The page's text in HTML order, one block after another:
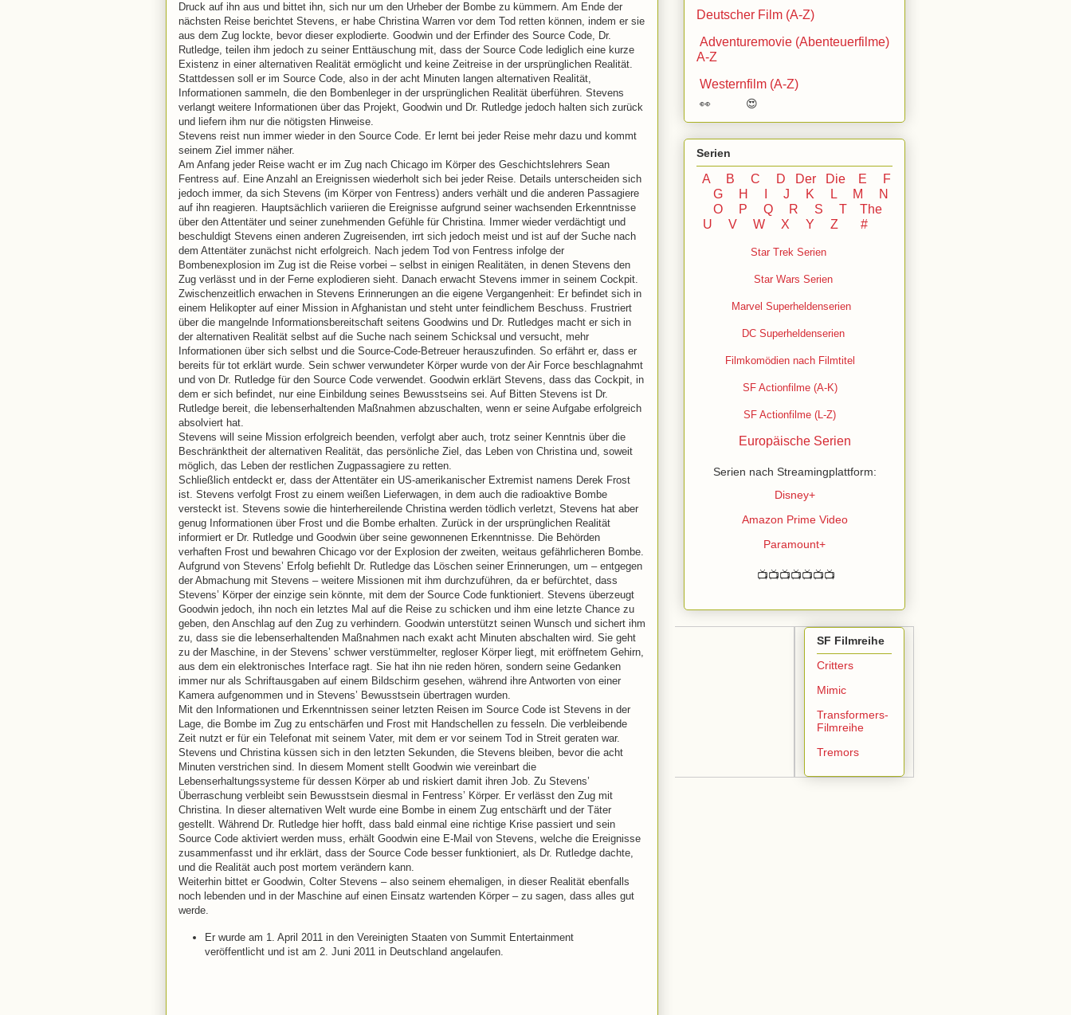
Druck auf ihn aus und bittet ihn, sich nur um den Urheber der Bombe zu kümmern. Am Ende der
nächsten Reise berichtet Stevens, er habe Christina Warren vor dem Tod retten können, indem er sie
aus dem Zug lockte, bevor dieser explodierte. Goodwin und der Erfinder des Source Code, Dr.
Rutledge, teilen ihm jedoch zu seiner Enttäuschung mit, dass der Source Code lediglich eine kurze
Existenz in einer alternativen Realität ermöglicht und keine Zeitreise in der ursprünglichen Realität.
Stattdessen soll er im Source Code, also in der acht Minuten langen alternativen Realität,
Informationen sammeln, die den Bombenleger in der ursprünglichen Realität überführen. Stevens
verlangt weitere Informationen über das Projekt, Goodwin und Dr. Rutledge jedoch halten sich zurück
und liefern ihm nur die nötigsten Hinweise.
Stevens reist nun immer wieder in den Source Code. Er lernt bei jeder Reise mehr dazu und kommt
seinem Ziel immer näher.
Am Anfang jeder Reise wacht er im Zug nach Chicago im Körper des Geschichtslehrers Sean
Fentress auf. Eine Anzahl an Ereignissen wiederholt sich bei jeder Reise. Details unterscheiden sich
jedoch immer, da sich Stevens (im Körper von Fentress) anders verhält und die anderen Passagiere
auf ihn reagieren. Hauptsächlich variieren die Ereignisse aufgrund seiner wachsenden Erkenntnisse
über den Attentäter und seiner zunehmenden Gefühle für Christina. Immer wieder verdächtigt und
beschuldigt Stevens einen anderen Zugreisenden, irrt sich jedoch meist und ist auf der Suche nach
dem Attentäter zunächst nicht erfolgreich. Nach jedem Tod von Fentress infolge der
Bombenexplosion im Zug ist die Reise vorbei – selbst in einigen Realitäten, in denen Stevens den
Zug verlässt und in der Ferne explodieren sieht. Danach erwacht Stevens immer in seinem Cockpit.
Zwischenzeitlich erwachen in Stevens Erinnerungen an die eigene Vergangenheit: Er befindet sich in
einem Helikopter auf einer Mission in Afghanistan und steht unter feindlichem Beschuss. Frustriert
über die mangelnde Informationsbereitschaft seitens Goodwins und Dr. Rutledges macht er sich in
der alternativen Realität selbst auf die Suche nach seinem Schicksal und versucht, mehr
Informationen über sich selbst und die Source-Code-Betreuer herauszufinden. So erfährt er, dass er
bereits für tot erklärt wurde. Sein schwer verwundeter Körper wurde von der Air Force beschlagnahmt
und von Dr. Rutledge für den Source Code verwendet. Goodwin erklärt Stevens, dass das Cockpit, in
dem er sich befindet, nur eine Einbildung seines Bewusstseins sei. Auf Bitten Stevens ist Dr.
Rutledge bereit, die lebenserhaltenden Maßnahmen abzuschalten, wenn er seine Aufgabe erfolgreich
absolviert hat.
Stevens will seine Mission erfolgreich beenden, verfolgt aber auch, trotz seiner Kenntnis über die
Beschränktheit der alternativen Realität, das persönliche Ziel, das Leben von Christina und, soweit
möglich, das Leben der restlichen Zugpassagiere zu retten.
Schließlich entdeckt er, dass der Attentäter ein US-amerikanischer Extremist namens Derek Frost
ist. Stevens verfolgt Frost zu einem weißen Lieferwagen, in dem auch die radioaktive Bombe
versteckt ist. Stevens sowie die hinterhereilende Christina werden tödlich verletzt, Stevens hat aber
genug Informationen über Frost und die Bombe erhalten. Zurück in der ursprünglichen Realität
informiert er Dr. Rutledge und Goodwin über seine gewonnenen Erkenntnisse. Die Behörden
verhaften Frost und bewahren Chicago vor der Explosion der zweiten, weitaus gefährlicheren Bombe.
Aufgrund von Stevens’ Erfolg befiehlt Dr. Rutledge das Löschen seiner Erinnerungen, um – entgegen
der Abmachung mit Stevens – weitere Missionen mit ihm durchzuführen, da er befürchtet, dass
Stevens’ Körper der einzige sein könnte, mit dem der Source Code funktioniert. Stevens überzeugt
Goodwin jedoch, ihn noch ein letztes Mal auf die Reise zu schicken und ihm eine letzte Chance zu
geben, den Anschlag auf den Zug zu verhindern. Goodwin unterstützt seinen Wunsch und sichert ihm
zu, dass sie die lebenserhaltenden Maßnahmen nach exakt acht Minuten abschalten wird. Sie geht
zu der Maschine, in der Stevens’ schwer verstümmelter, regloser Körper liegt, mit eröffnetem Gehirn,
aus dem ein elektronisches Interface ragt. Sie hat ihn nie reden hören, sondern seine Gedanken
immer nur als Schriftausgaben auf einem Bildschirm gesehen, während ihre Antworten von einer
Kamera aufgenommen und in Stevens’ Bewusstsein übertragen wurden.
Mit den Informationen und Erkenntnissen seiner letzten Reisen im Source Code ist Stevens in der
Lage, die Bombe im Zug zu entschärfen und Frost mit Handschellen zu fesseln. Die verbleibende
Zeit nutzt er für ein Telefonat mit seinem Vater, mit dem er vor seinem Tod in Streit geraten war.
Stevens und Christina küssen sich in den letzten Sekunden, die Stevens bleiben, bevor die acht
Minuten verstrichen sind. In diesem Moment stellt Goodwin wie vereinbart die
Lebenserhaltungssysteme für dessen Körper ab und riskiert damit ihren Job. Zu Stevens’
Überraschung verbleibt sein Bewusstsein diesmal in Fentress’ Körper. Er verlässt den Zug mit
Christina. In dieser alternativen Welt wurde eine Bombe in einem Zug entschärft und der Täter
gestellt. Während Dr. Rutledge hier hofft, dass bald einmal eine richtige Krise passiert und sein
Source Code aktiviert werden muss, erhält Goodwin eine E-Mail von Stevens, welche die Ereignisse
zusammenfasst und ihr erklärt, dass der Source Code besser funktioniert, als Dr. Rutledge dachte,
und die Realität auch post mortem verändern kann.
Weiterhin bittet er Goodwin, Colter Stevens – also seinem ehemaligen, in dieser Realität ebenfalls
noch lebenden und in der Maschine auf einen Einsatz wartenden Körper – zu sagen, dass alles gut
werde.
Er wurde am 1. April 2011 in den Vereinigten Staaten von Summit Entertainment
veröffentlicht und ist am 2. Juni 2011 in Deutschland angelaufen.
Deutscher Film (A-Z)
Adventuremovie (Abenteuerfilme)
A-Z
Westernfilm (A-Z)
👀 😍
Serien
A B C D Der Die E
F
G
H I J K L M
N
O
P Q R S T
The
U V
W X Y Z #
Star Trek Serien
Star Wars Serien
Marvel Superheldenserien
DC Superheldenserien
Filmkomödien nach Filmtitel
SF Actionfilme (A-K)
SF Actionfilme (L-Z)
Europäische Serien
Serien nach Streamingplattform:
Disney+
Amazon Prime Video
Paramount+
📺📺📺📺📺📺📺
SF Filmreihe
Critters
Mimic
Transformers-
Filmreihe
Tremors